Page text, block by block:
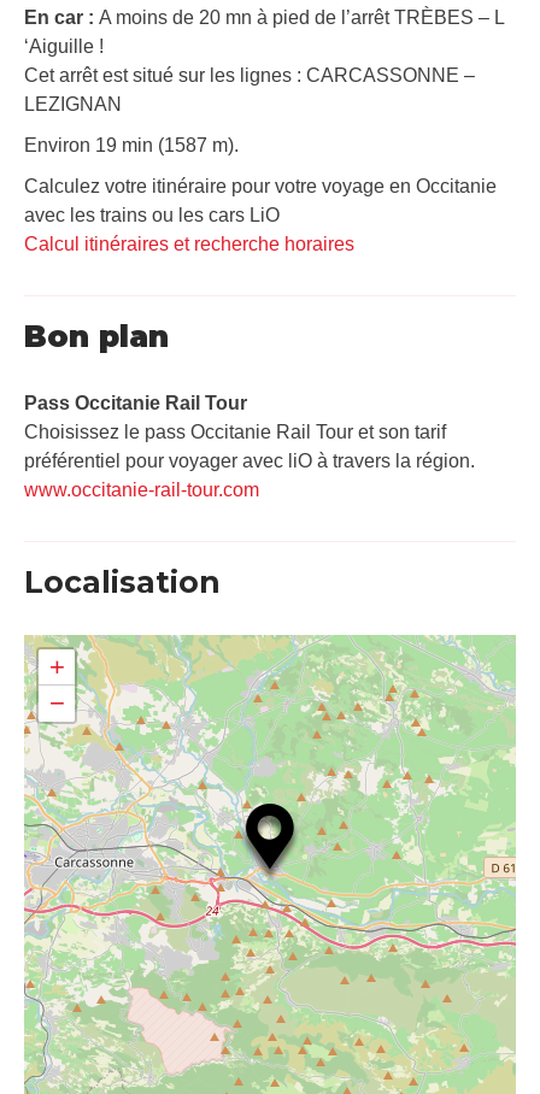
En car : A moins de 20 mn à pied de l’arrêt TRÈBES – L
‘Aiguille !
Cet arrêt est situé sur les lignes : CARCASSONNE –
LEZIGNAN
Environ 19 min (1587 m).
Calculez votre itinéraire pour votre voyage en Occitanie
avec les trains ou les cars LiO
Calcul itinéraires et recherche horaires
Bon plan
Pass Occitanie Rail Tour​
Choisissez le pass Occitanie Rail Tour et son tarif
préférentiel pour voyager avec liO à travers la région.
www.occitanie-rail-tour.com
Localisation
+
−